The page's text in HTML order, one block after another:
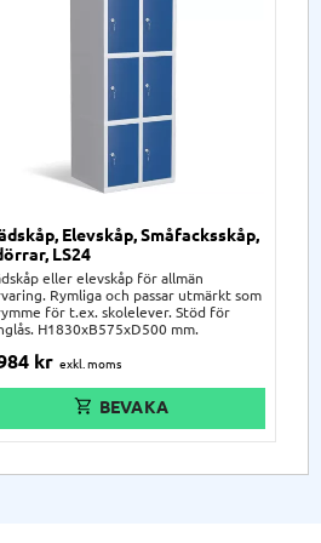
Elevskåp, Småfacksskåp,
LS24
eller elevskåp för allmän
Rymliga och passar utmärkt som
för t.ex. skolelever. Stöd för
H1830xB575xD500 mm.
kr